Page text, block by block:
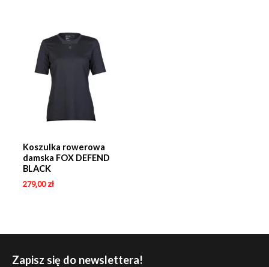
Koszulka rowerowa
damska FOX DEFEND
BLACK
279,00 zł
Zapisz się do newslettera!